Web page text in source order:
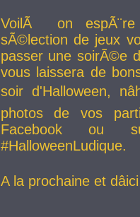
VoilÃ on
sÃ©lection de jeux
passer une soirÃ©e
vous laissera de
soir d'Halloween,
photos de vos
Facebook ou
#HalloweenLudique.
A la prochaine et